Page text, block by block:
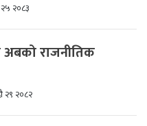
२०८३
राजनीतिक
२९ २०८२